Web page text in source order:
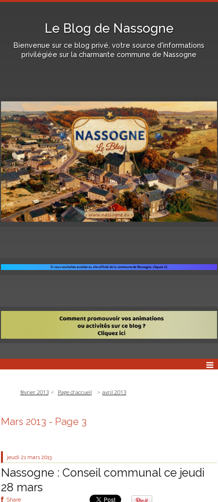
Le Blog de Nassogne
Bienvenue sur ce blog privé, votre source d'informations
privilégiée sur la charmante commune de Nassogne
février 2013 Page d'accueil avril 2013
Mars 2013 - Page 3
jeudi 21 mars 2013
Nassogne : Conseil communal ce jeudi
28 mars
Share